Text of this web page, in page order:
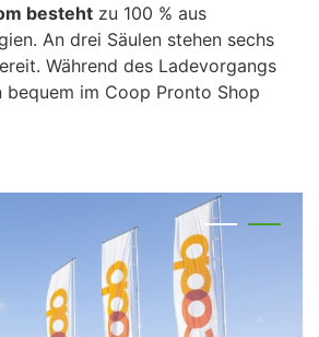
besteht zu 100 % aus
An drei Säulen stehen sechs
Während des Ladevorgangs
bequem im Coop Pronto Shop